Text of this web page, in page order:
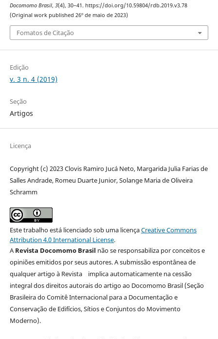
Docomomo Brasil, 3(4), 30–41. https://doi.org/10.59804/rdb.2019.v3.78
(Original work published 26º de maio de 2023)
Fomatos de Citação
Edição
v. 3 n. 4 (2019)
Seção
Artigos
Licença
Copyright (c) 2023 Clovis Ramiro Jucá Neto, Margarida Julia Farias de
Salles Andrade, Romeu Duarte Junior, Solange Maria de Oliveira
Schramm
Este trabalho está licenciado sob uma licençaCreative Commons
Attribution 4.0 International License.
ARevista Docomomo Brasil não se responsabiliza por conceitos e
opiniões emitidos por seus autores. A submissão espontânea de
qualquer artigo à Revista implica automaticamente na cessão
integral dos direitos autorais do artigo ao Docomomo Brasil (Seção
Brasileira do Comitê Internacional para a Documentação e
Conservação de Edifícios, Sítios e Conjuntos do Movimento
Moderno).